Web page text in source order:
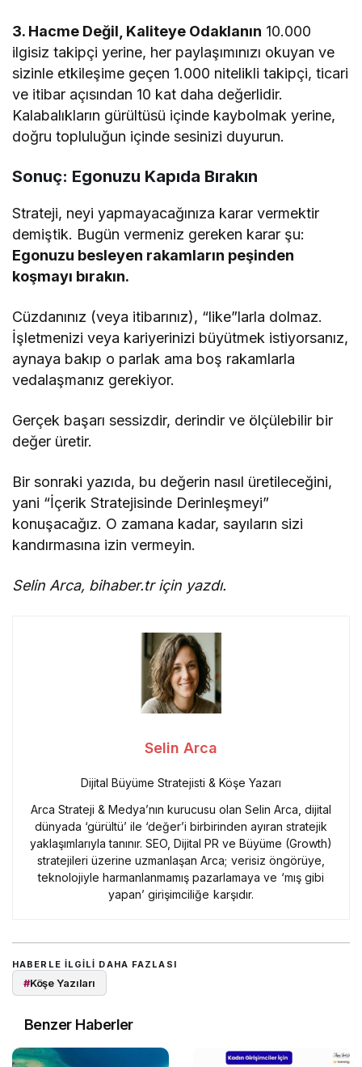
3. Hacme Değil, Kaliteye Odaklanın 10.000
ilgisiz takipçi yerine, her paylaşımınızı okuyan ve
sizinle etkileşime geçen 1.000 nitelikli takipçi, ticari
ve itibar açısından 10 kat daha değerlidir.
Kalabalıkların gürültüsü içinde kaybolmak yerine,
doğru topluluğun içinde sesinizi duyurun.
Sonuç: Egonuzu Kapıda Bırakın
Strateji, neyi yapmayacağınıza karar vermektir
demiştik. Bugün vermeniz gereken karar şu:
Egonuzu besleyen rakamların peşinden
koşmayı bırakın.
Cüzdanınız (veya itibarınız), “like”larla dolmaz.
İşletmenizi veya kariyerinizi büyütmek istiyorsanız,
aynaya bakıp o parlak ama boş rakamlarla
vedalaşmanız gerekiyor.
Gerçek başarı sessizdir, derindir ve ölçülebilir bir
değer üretir.
Bir sonraki yazıda, bu değerin nasıl üretileceğini,
yani “İçerik Stratejisinde Derinleşmeyi”
konuşacağız. O zamana kadar, sayıların sizi
kandırmasına izin vermeyin.
Selin Arca, bihaber.tr için yazdı.
Selin Arca
Dijital Büyüme Stratejisti & Köşe Yazarı
Arca Strateji & Medya’nın kurucusu olan Selin Arca, dijital
dünyada ‘gürültü’ ile ‘değer’i birbirinden ayıran stratejik
yaklaşımlarıyla tanınır. SEO, Dijital PR ve Büyüme (Growth)
stratejileri üzerine uzmanlaşan Arca; verisiz öngörüye,
teknolojiyle harmanlanmamış pazarlamaya ve ‘mış gibi
yapan’ girişimciliğe karşıdır.
HABERLE ILGILI DAHA FAZLASI
#Köşe Yazıları
Benzer Haberler